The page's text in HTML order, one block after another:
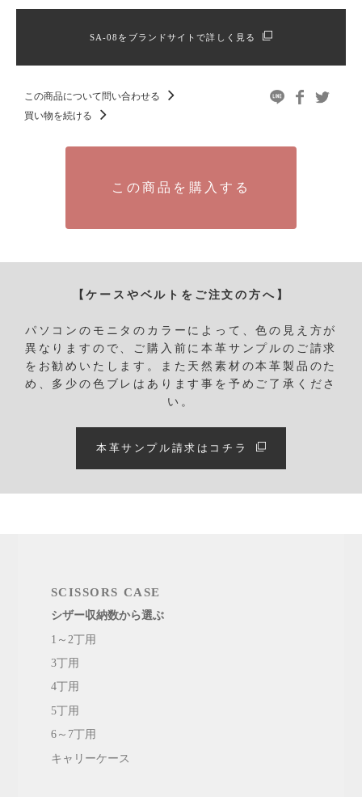
SA-08をブランドサイトで詳しく見る
この商品を購入する
この商品について問い合わせる
買い物を続ける
【ケースやベルトをご注文の方へ】
パソコンのモニタのカラーによって、色の見え方が
異なりますので、ご購入前に本革サンプルのご請求
をお勧めいたします。
また天然素材の本革製品のた
め、多少の色ブレはあります事を予めご了承くださ
い。
本革サンプル請求はコチラ
SCISSORS CASE
シザー収納数から選ぶ
1～2丁用
3丁用
4丁用
5丁用
6～7丁用
キャリーケース